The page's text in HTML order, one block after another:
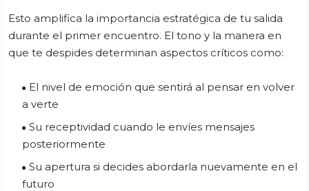
Esto amplifica la importancia estratégica de tu salida
durante el primer encuentro. El tono y la manera en
que te despides determinan aspectos críticos como:
El nivel de emoción que sentirá al pensar en volver
a verte
Su receptividad cuando le envíes mensajes
posteriormente
Su apertura si decides abordarla nuevamente en el
futuro